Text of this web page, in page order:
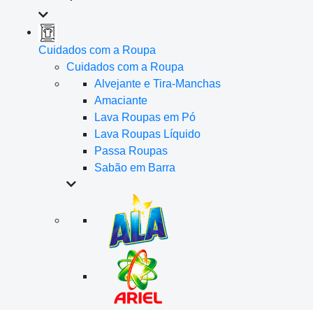
Cuidados com a Roupa
Cuidados com a Roupa
Alvejante e Tira-Manchas
Amaciante
Lava Roupas em Pó
Lava Roupas Líquido
Passa Roupas
Sabão em Barra